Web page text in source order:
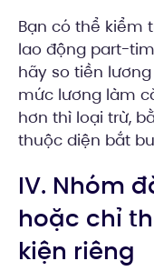
Bạn có thể kiểm
lao động part-
hãy so tiền
mức lương làm
hơn thì loại trừ,
thuộc diện bắt
IV. Nhóm
hoặc chỉ
kiện riêng